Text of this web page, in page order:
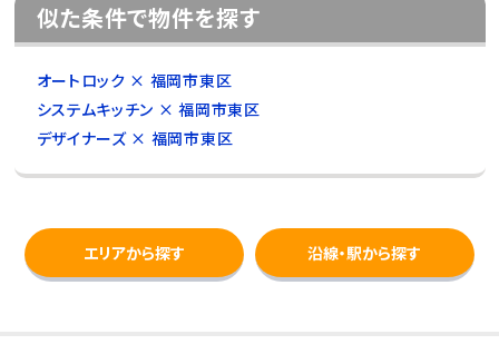
似た条件で物件を探す
オートロック × 福岡市東区
システムキッチン × 福岡市東区
デザイナーズ × 福岡市東区
エリアから探す 沿線・駅から探す